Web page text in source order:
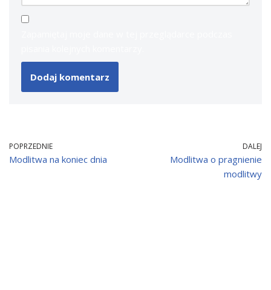
POPRZEDNIE
Modlitwa na koniec dnia
DALEJ
Modlitwa o pragnienie
modlitwy